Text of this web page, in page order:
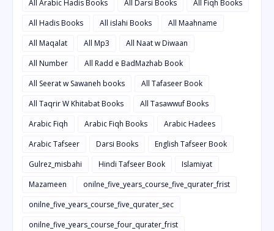
All Arabic Hadis Books
All Darsi Books
All Fiqh Books
All Hadis Books
All islahi Books
All Maahname
All Maqalat
All Mp3
All Naat w Diwaan
All Number
All Radd e BadMazhab Book
All Seerat w Sawaneh books
All Tafaseer Book
All Taqrir W Khitabat Books
All Tasawwuf Books
Arabic Fiqh
Arabic Fiqh Books
Arabic Hadees
Arabic Tafseer
Darsi Books
English Tafseer Book
Gulrez_misbahi
Hindi Tafseer Book
Islamiyat
Mazameen
onilne_five_years_course_five_qurater_frist
onilne_five_years_course_five_qurater_sec
onilne_five_years_course_four_qurater_frist